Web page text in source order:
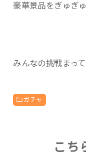
豪華景品をぎゅぎ
みんなの挑戦まっ
ガチャ
こち